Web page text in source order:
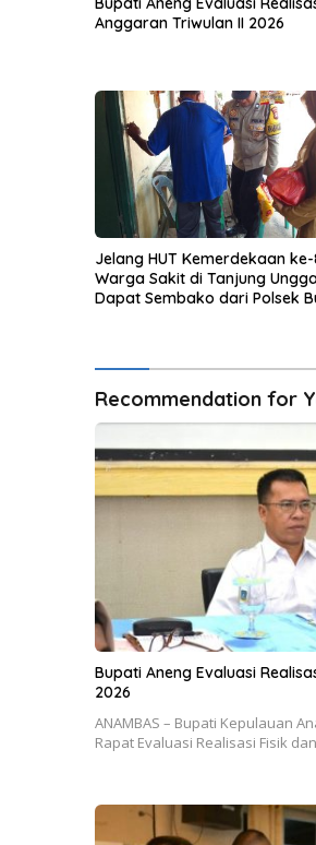
Anggaran Triwulan II 2026
Jelang HUT Kemerdekaan ke-
Warga Sakit di Tanjung
Dapat Sembako dari Polsek
Recommendation for
Bupati Aneng Evaluasi
2026
ANAMBAS – Bupati Kepulauan
Rapat Evaluasi Realisasi Fisik